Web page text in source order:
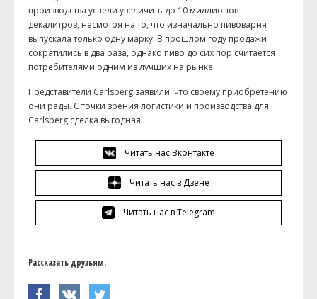
производства успели увеличить до 10 миллионов
декалитров, несмотря на то, что изначально пивоварня
выпускала только одну марку. В прошлом году продажи
сократились в два раза, однако пиво до сих пор считается
потребителями одним из лучших на рынке.
Представители Carlsberg заявили, что своему приобретению
они рады. С точки зрения логистики и производства для
Carlsberg сделка выгодная.
Читать нас Вконтакте
Читать нас в Дзене
Читать нас в Telegram
Рассказать друзьям: